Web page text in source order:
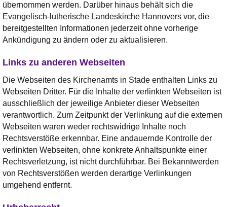
übernommen werden. Darüber hinaus behält sich die
Evangelisch-lutherische Landeskirche Hannovers vor, die
bereitgestellten Informationen jederzeit ohne vorherige
Ankündigung zu ändern oder zu aktualisieren.
Links zu anderen Webseiten
Die Webseiten des Kirchenamts in Stade enthalten Links zu
Webseiten Dritter. Für die Inhalte der verlinkten Webseiten ist
ausschließlich der jeweilige Anbieter dieser Webseiten
verantwortlich. Zum Zeitpunkt der Verlinkung auf die externen
Webseiten waren weder rechtswidrige Inhalte noch
Rechtsverstöße erkennbar. Eine andauernde Kontrolle der
verlinkten Webseiten, ohne konkrete Anhaltspunkte einer
Rechtsverletzung, ist nicht durchführbar. Bei Bekanntwerden
von Rechtsverstößen werden derartige Verlinkungen
umgehend entfernt.